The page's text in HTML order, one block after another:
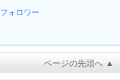
フォロワー
ページの先頭へ ▲